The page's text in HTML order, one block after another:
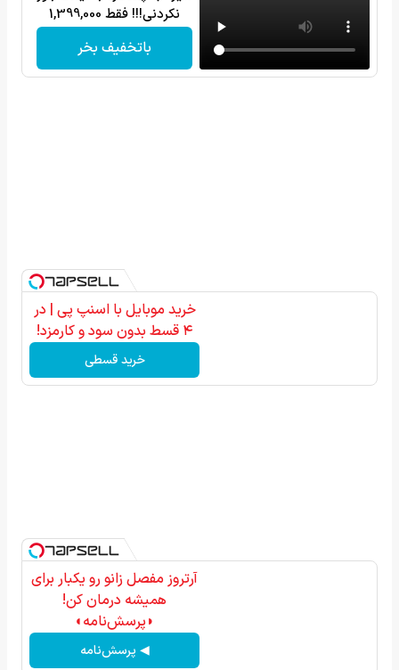
نکردنی!!! فقط 1,399,000
باتخفیف بخر
خرید موبایل با اسنپ پی | در
۴ قسط بدون سود و کارمزد!
خرید قسطی
آرتروز مفصل زانو رو یکبار برای
همیشه درمان کن!
◗پرسش‌نامه◖
◀ پرسش‌نامه